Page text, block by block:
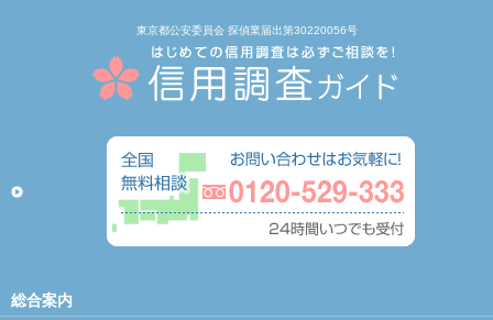
東京都公安委員会 探偵業届出第30220056号
総合案内